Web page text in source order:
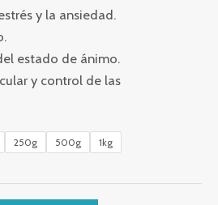
y la ansiedad.
estado de ánimo.
y control de las
250g 500g 1kg